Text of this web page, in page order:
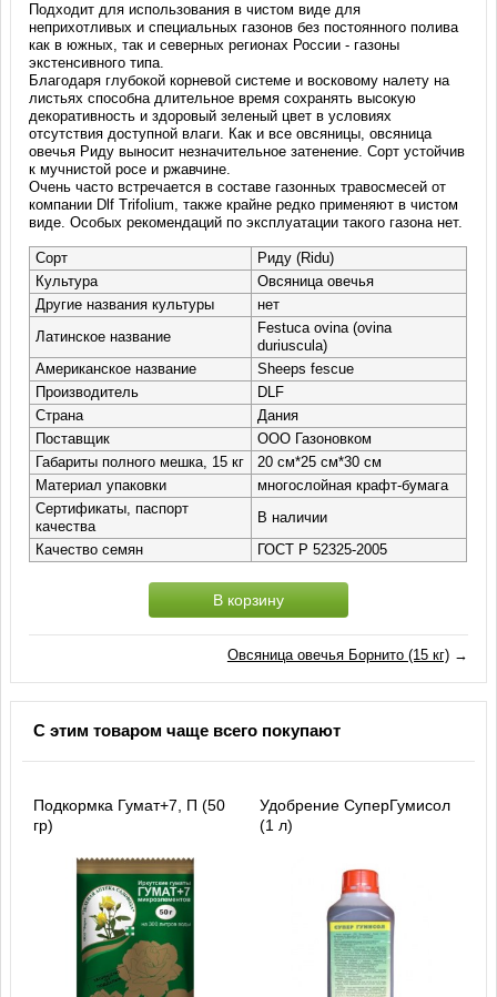
Подходит для использования в чистом виде для
неприхотливых и специальных газонов без постоянного полива
как в южных, так и северных регионах России - газоны
экстенсивного типа.
Благодаря глубокой корневой системе и восковому налету на
листьях способна длительное время сохранять высокую
декоративность и здоровый зеленый цвет в условиях
отсутствия доступной влаги. Как и все овсяницы, овсяница
овечья Риду выносит незначительное затенение. Сорт устойчив
к мучнистой росе и ржавчине.
Очень часто встречается в составе газонных травосмесей от
компании Dlf Trifolium, также крайне редко применяют в чистом
виде. Особых рекомендаций по эксплуатации такого газона нет.
Сорт
Риду (Ridu)
Культура
Овсяница овечья
Другие названия культуры
нет
Латинское название
Festuca ovina (ovina
duriuscula)
Американское название
Sheeps fescue
Производитель
DLF
Страна
Дания
Поставщик
ООО Газоновком
Габариты полного мешка, 15 кг
20 см*25 см*30 см
Материал упаковки
многослойная крафт-бумага
Сертификаты, паспорт
качества
В наличии
Качество семян
ГОСТ Р 52325-2005
В корзину
Овсяница овечья Борнито (15 кг)→
С этим товаром чаще всего покупают
Подкормка Гумат+7, П (50
гр)
Удобрение СуперГумисол
(1 л)